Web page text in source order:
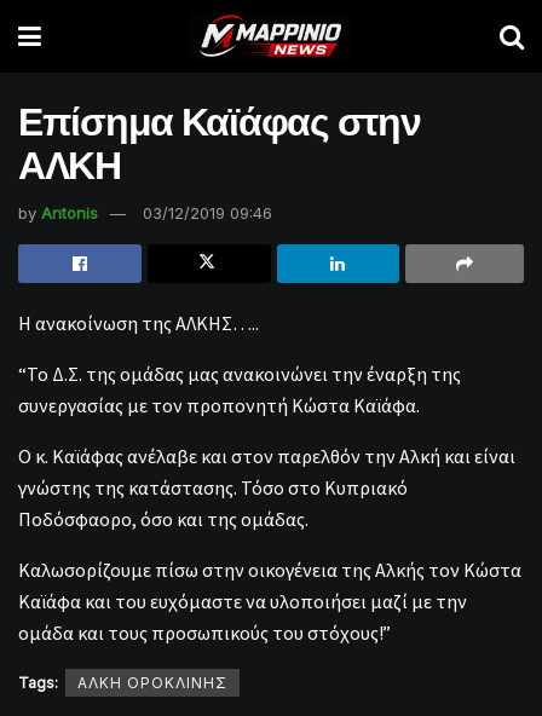
Επίσημα Καϊάφας στην
ΑΛΚΗ
by Antonis 03/12/2019 09:46
Η ανακοίνωση της ΑΛΚΗΣ…..
“Το Δ.Σ. της ομάδας μας ανακοινώνει την έναρξη της
συνεργασίας με τον προπονητή Κώστα Καϊάφα.
Ο κ. Καϊάφας ανέλαβε και στον παρελθόν την Αλκή και είναι
γνώστης της κατάστασης. Τόσο στο Κυπριακό
Ποδόσφαορο, όσο και της ομάδας.
Καλωσορίζουμε πίσω στην οικογένεια της Αλκής τον Κώστα
Καϊάφα και του ευχόμαστε να υλοποιήσει μαζί με την
ομάδα και τους προσωπικούς του στόχους!”
Tags: ΑΛΚΗ ΟΡΟΚΛΙΝΗΣ